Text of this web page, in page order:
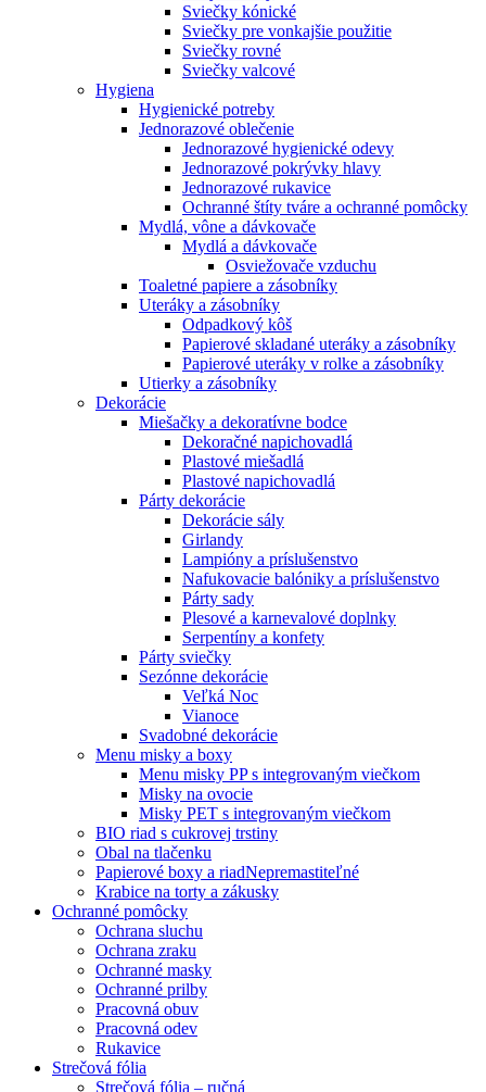
Sviečky kónické
Sviečky pre vonkajšie použitie
Sviečky rovné
Sviečky valcové
Hygiena
Hygienické potreby
Jednorazové oblečenie
Jednorazové hygienické odevy
Jednorazové pokrývky hlavy
Jednorazové rukavice
Ochranné štíty tváre a ochranné pomôcky
Mydlá, vône a dávkovače
Mydlá a dávkovače
Osviežovače vzduchu
Toaletné papiere a zásobníky
Uteráky a zásobníky
Odpadkový kôš
Papierové skladané uteráky a zásobníky
Papierové uteráky v rolke a zásobníky
Utierky a zásobníky
Dekorácie
Miešačky a dekoratívne bodce
Dekoračné napichovadlá
Plastové miešadlá
Plastové napichovadlá
Párty dekorácie
Dekorácie sály
Girlandy
Lampióny a príslušenstvo
Nafukovacie balóniky a príslušenstvo
Párty sady
Plesové a karnevalové doplnky
Serpentíny a konfety
Párty sviečky
Sezónne dekorácie
Veľká Noc
Vianoce
Svadobné dekorácie
Menu misky a boxy
Menu misky PP s integrovaným viečkom
Misky na ovocie
Misky PET s integrovaným viečkom
BIO riad s cukrovej trstiny
Obal na tlačenku
Papierové boxy a riadNepremastiteľné
Krabice na torty a zákusky
Ochranné pomôcky
Ochrana sluchu
Ochrana zraku
Ochranné masky
Ochranné prilby
Pracovná obuv
Pracovná odev
Rukavice
Strečová fólia
Strečová fólia – ručná